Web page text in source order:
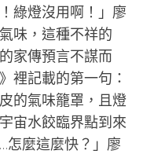
綠燈沒用啊！」廖
味，這種不祥的
家傳預言不謀而
裡記載的第一句：
的氣味籠罩，且燈
宙水餃臨界點到來
怎麼這麼快？」廖